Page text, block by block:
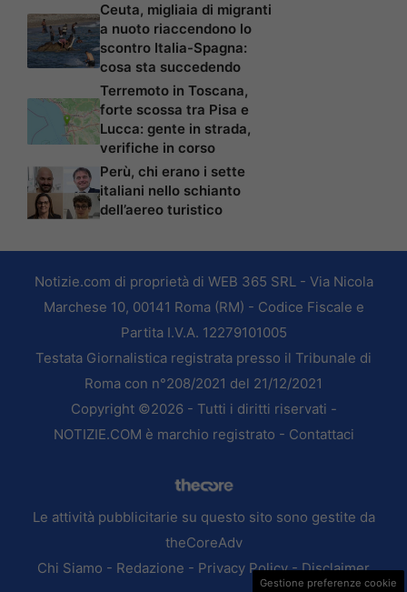
Ceuta, migliaia di migranti
a nuoto riaccendono lo
scontro Italia-Spagna:
cosa sta succedendo
Terremoto in Toscana,
forte scossa tra Pisa e
Lucca: gente in strada,
verifiche in corso
Perù, chi erano i sette
italiani nello schianto
dell’aereo turistico
Notizie.com di proprietà di WEB 365 SRL - Via Nicola
Marchese 10, 00141 Roma (RM) - Codice Fiscale e
Partita I.V.A. 12279101005
Testata Giornalistica registrata presso il Tribunale di
Roma con n°208/2021 del 21/12/2021
Copyright ©2026 - Tutti i diritti riservati -
NOTIZIE.COM è marchio registrato - Contattaci
Le attività pubblicitarie su questo sito sono gestite da
theCoreAdv
Chi Siamo - Redazione - Privacy Policy-Disclaimer
Gestione preferenze cookie